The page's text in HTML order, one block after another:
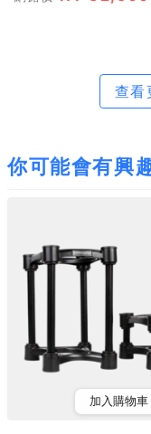
查
你可能會有興
加入購物車